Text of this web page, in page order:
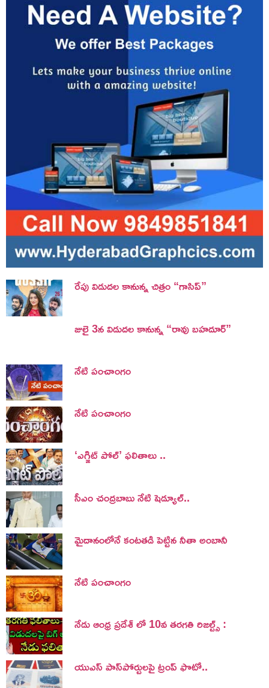
రేపు విడుదల కానున్న చిత్రం “గాసిప్”
జులై 3న విడుదల కానున్న “రావు బహదూర్”
నేటి పంచాంగం
నేటి పంచాంగం
‘ఎగ్జిట్ పోల్’ ఫలితాలు ..
సీఎం చంద్రబాబు నేటి షెడ్యూల్..
మైదానంలోనే కంటతడి పెట్టిన నీతా అంబానీ
నేటి పంచాంగం
నేడు ఆంధ్ర ప్రదేశ్ లో 10వ తరగతి రిజల్ట్స్ :
యుఎస్ పాస్‌పోర్టులపై ట్రంప్‌ ఫొటో..